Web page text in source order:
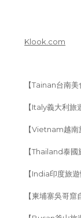
Klook.com
【Tainan台南美
【Italy義大利旅
【Vietnam越南
【Thailand泰國
【India印度旅遊
【柬埔寨吳哥窟